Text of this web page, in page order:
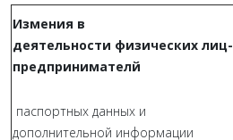
Измения в
деятельности физических лиц-
предпринимателй
паспортных данных и
дополнительной информации